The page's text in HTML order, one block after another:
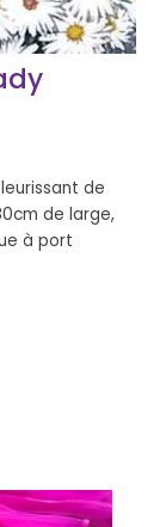
de
de large,
à port